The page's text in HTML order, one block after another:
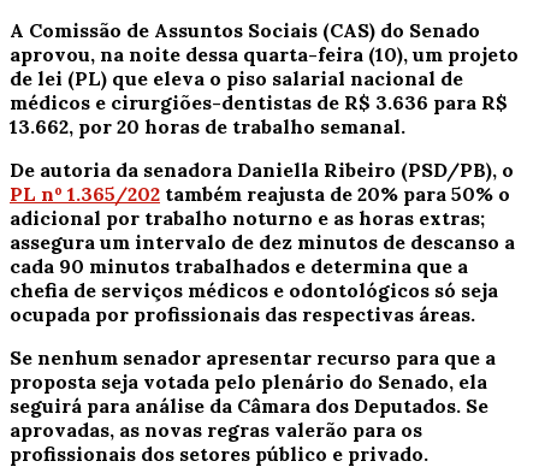
A Comissão de Assuntos Sociais (CAS) do Senado
aprovou, na noite dessa quarta-feira (10), um projeto
de lei (PL) que eleva o piso salarial nacional de
médicos e cirurgiões-dentistas de R$ 3.636 para R$
13.662, por 20 horas de trabalho semanal.
De autoria da senadora Daniella Ribeiro (PSD/PB), o
PL nº 1.365/202 também reajusta de 20% para 50% o
adicional por trabalho noturno e as horas extras;
assegura um intervalo de dez minutos de descanso a
cada 90 minutos trabalhados e determina que a
chefia de serviços médicos e odontológicos só seja
ocupada por profissionais das respectivas áreas.
Se nenhum senador apresentar recurso para que a
proposta seja votada pelo plenário do Senado, ela
seguirá para análise da Câmara dos Deputados. Se
aprovadas, as novas regras valerão para os
profissionais dos setores público e privado.